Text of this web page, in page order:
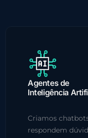
Agentes de
Inteligência
Criamos
respondem